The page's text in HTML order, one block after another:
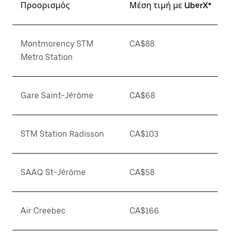
Προορισμός Μέση τιμή με UberX*
Montmorency STM
Metro Station
CA$88
Gare Saint-Jérôme CA$68
STM Station Radisson CA$103
SAAQ St-Jérôme CA$58
Air Creebec CA$166